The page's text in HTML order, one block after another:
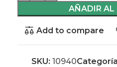
AÑADIR AL
Add to compare
SKU: 10940